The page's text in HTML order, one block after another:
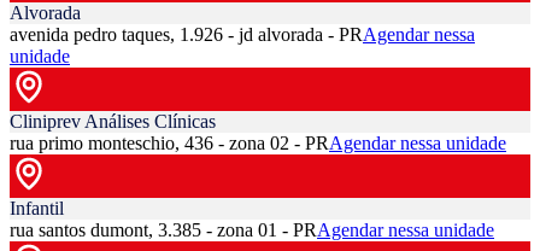
Alvorada
avenida pedro taques, 1.926 - jd alvorada - PRAgendar nessa
unidade
Cliniprev Análises Clínicas
rua primo monteschio, 436 - zona 02 - PRAgendar nessa unidade
Infantil
rua santos dumont, 3.385 - zona 01 - PRAgendar nessa unidade